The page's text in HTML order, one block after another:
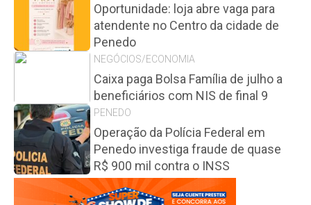
Oportunidade: loja abre vaga para
atendente no Centro da cidade de
Penedo
NEGÓCIOS/ECONOMIA
Caixa paga Bolsa Família de julho a
beneficiários com NIS de final 9
PENEDO
Operação da Polícia Federal em
Penedo investiga fraude de quase
R$ 900 mil contra o INSS